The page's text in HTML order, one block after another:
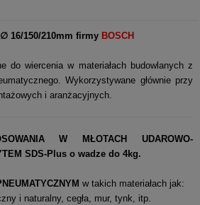
16/150/210mm firmy BOSCH
do wiercenia w materiałach budowlanych z
Wykorzystywane głównie przy
i aranżacyjnych.
W MŁOTACH UDAROWO-
SDS-Plus o wadze do 4kg.
w takich materiałach jak:
i naturalny, cegła, mur, tynk, itp.